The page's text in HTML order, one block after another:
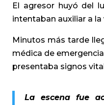
El agresor huyó del
intentaban auxiliar a la
Minutos más tarde
médica de
presentaba signos
La escena fue